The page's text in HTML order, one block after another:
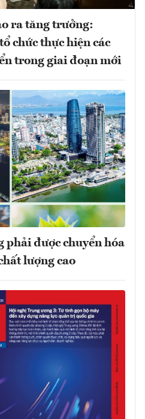
ra tăng trưởng:
chức thực hiện các
trong giai đoạn mới
phải được chuyển hóa
lượng cao